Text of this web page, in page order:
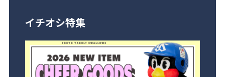
イチオシ特集